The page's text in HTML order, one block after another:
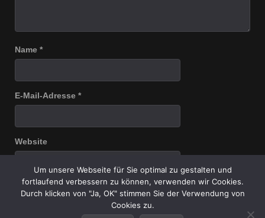
Name *
E-Mail-Adresse *
Website
Name, E-Mail-Adresse und Website in diesem Browser für
meinen nächsten Kommentar speichern.
Um unsere Webseite für Sie optimal zu gestalten und
fortlaufend verbessern zu können, verwenden wir Cookies.
Durch klicken von "Ja, OK" stimmen Sie der Verwendung von
Cookies zu.